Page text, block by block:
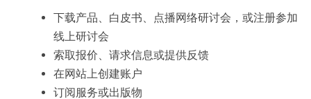
下载产品、白皮书、点播网络研讨会，或注册参加
线上研讨会
索取报价、请求信息或提供反馈
在网站上创建账户
订阅服务或出版物